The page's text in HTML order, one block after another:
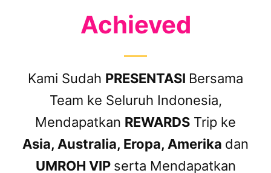
Achieved
Kami Sudah PRESENTASI Bersama
Team ke Seluruh Indonesia,
Mendapatkan REWARDS Trip ke
Asia, Australia, Eropa, Amerika dan
UMROH VIP serta Mendapatkan